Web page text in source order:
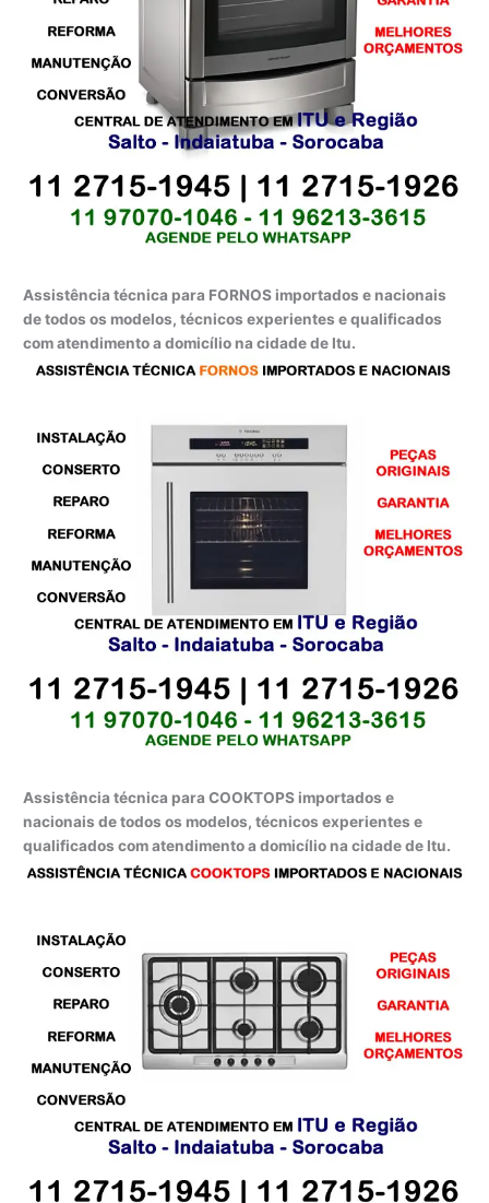
Assistência técnica para FORNOS importados e nacionais
de todos os modelos, técnicos experientes e qualificados
com atendimento a domicílio na cidade de Itu.
Assistência técnica para COOKTOPS importados e
nacionais de todos os modelos, técnicos experientes e
qualificados com atendimento a domicílio na cidade de Itu.